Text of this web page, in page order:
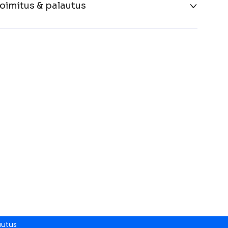
& palautus